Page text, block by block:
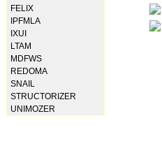
FELIX
IPFMLA
IXUI
LTAM
MDFWS
REDOMA
SNAIL
STRUCTORIZER
UNIMOZER